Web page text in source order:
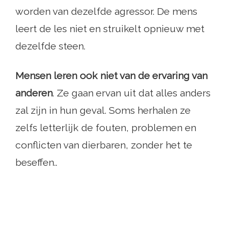
worden van dezelfde agressor. De mens
leert de les niet en struikelt opnieuw met
dezelfde steen.
Mensen leren ook niet van de ervaring van
anderen. Ze gaan ervan uit dat alles anders
zal zijn in hun geval. Soms herhalen ze
zelfs letterlijk de fouten, problemen en
conflicten van dierbaren, zonder het te
beseffen..